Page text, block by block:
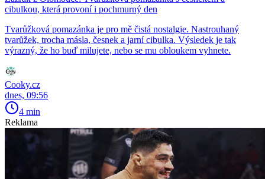
cibulkou, která provoní i pochmurný den
Tvarůžková pomazánka je pro mě čistá nostalgie. Nastrouhaný
tvarůžek, trocha másla, česnek a jarní cibulka. Výsledek je tak
výrazný, že ho buď milujete, nebo se mu obloukem vyhnete.
Cooky.cz
dnes, 09:56
4 min
Reklama